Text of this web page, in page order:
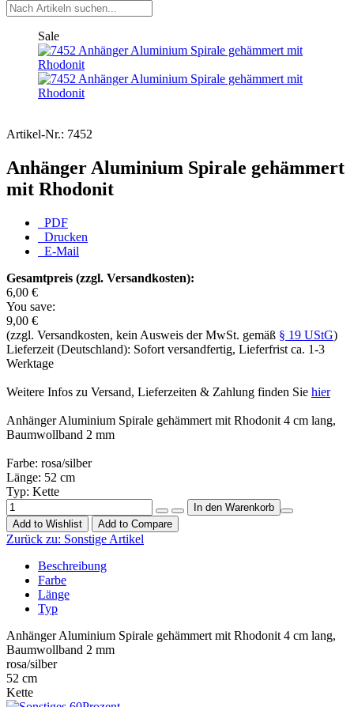
Sale
Artikel-Nr.: 7452
Anhänger Aluminium Spirale gehämmert
mit Rhodonit
PDF
Drucken
E-Mail
Gesamtpreis (zzgl. Versandkosten):
6,00 €
You save:
9,00 €
(zzgl. Versandkosten, kein Ausweis der MwSt. gemäß § 19 UStG)
Lieferzeit (Deutschland): Sofort versandfertig, Lieferfrist ca. 1-3
Werktage
Weitere Infos zu Versand, Lieferzeiten & Zahlung finden Sie hier
Anhänger Aluminium Spirale gehämmert mit Rhodonit 4 cm lang,
Baumwollband 2 mm
Farbe: rosa/silber
Länge: 52 cm
Typ: Kette
Add to Wishlist Add to Compare
Zurück zu: Sonstige Artikel
Beschreibung
Farbe
Länge
Typ
Anhänger Aluminium Spirale gehämmert mit Rhodonit 4 cm lang,
Baumwollband 2 mm
rosa/silber
52 cm
Kette